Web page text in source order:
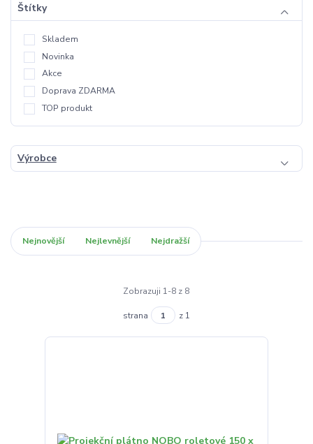
Štítky
Skladem
Novinka
Akce
Doprava ZDARMA
TOP produkt
Výrobce
Nejnovější Nejlevnější Nejdražší
Zobrazuji 1-8 z 8
strana z 1